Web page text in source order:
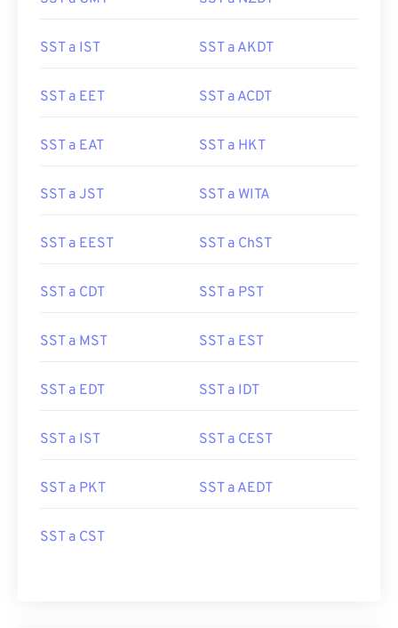
SST a IST SST a AKDT
SST a EET SST a ACDT
SST a EAT SST a HKT
SST a JST SST a WITA
SST a EEST SST a ChST
SST a CDT SST a PST
SST a MST SST a EST
SST a EDT SST a IDT
SST a IST SST a CEST
SST a PKT SST a AEDT
SST a CST